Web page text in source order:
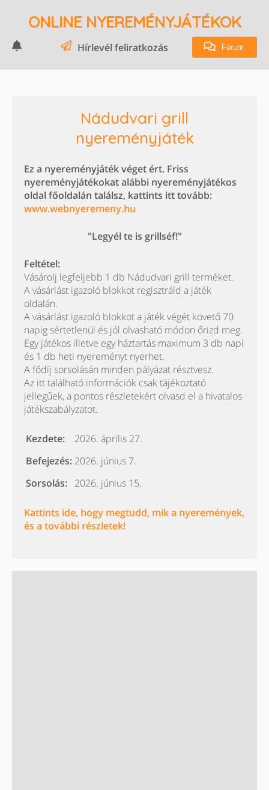
ONLINE NYEREMÉNYJÁTÉKOK
Hírlevél feliratkozás Fórum
Nádudvari grill
nyereményjáték
Ez a nyereményjáték véget ért. Friss
nyereményjátékokat alábbi nyereményjátékos
oldal főoldalán találsz, kattints itt tovább:
www.webnyeremeny.hu
"Legyél te is grillséf!"
Feltétel:
Vásárolj legfeljebb 1 db Nádudvari grill terméket.
A vásárlást igazoló blokkot regisztráld a játék
oldalán.
A vásárlást igazoló blokkot a játék végét követő 70
napig sértetlenül és jól olvasható módon őrizd meg.
Egy játékos illetve egy háztartás maximum 3 db napi
és 1 db heti nyereményt nyerhet.
A fődíj sorsolásán minden pályázat résztvesz.
Az itt található információk csak tájékoztató
jellegűek, a pontos részletekért olvasd el a hivatalos
játékszabályzatot.
Kezdete:
2026. április 27.
Befejezés: 2026. június 7.
Sorsolás: 2026. június 15.
Kattints ide, hogy megtudd, mik a nyeremények,
és a további részletek!